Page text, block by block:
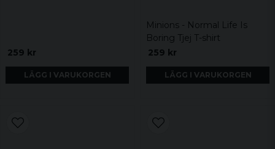
259 kr
LÄGG I VARUKORGEN
Minions - Normal Life Is
Boring Tjej T-shirt
259 kr
LÄGG I VARUKORGEN